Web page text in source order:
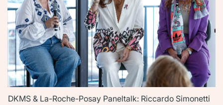
DKMS & La-Roche-Posay Paneltalk: Riccardo Simonetti